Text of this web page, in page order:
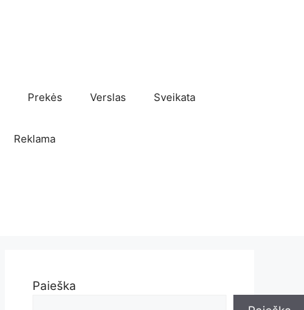
Prekės Verslas Sveikata
Reklama
Paieška